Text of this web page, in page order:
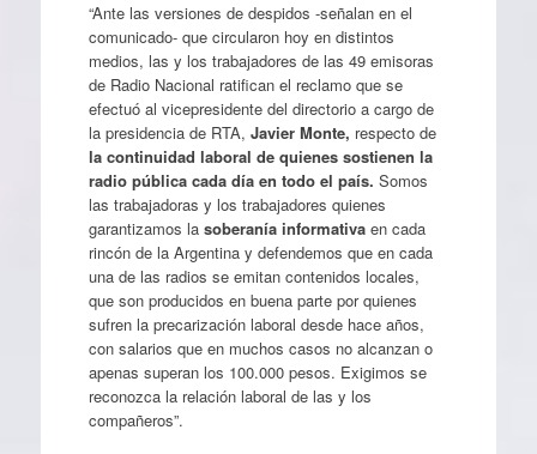
“Ante las versiones de despidos -señalan en el
comunicado- que circularon hoy en distintos
medios, las y los trabajadores de las 49 emisoras
de Radio Nacional ratifican el reclamo que se
efectuó al vicepresidente del directorio a cargo de
la presidencia de RTA, Javier Monte, respecto de
la continuidad laboral de quienes sostienen la
radio pública cada día en todo el país. Somos
las trabajadoras y los trabajadores quienes
garantizamos la soberanía informativaen cada
rincón de la Argentina y defendemos que en cada
una de las radios se emitan contenidos locales,
que son producidos en buena parte por quienes
sufren la precarización laboral desde hace años,
con salarios que en muchos casos no alcanzan o
apenas superan los 100.000 pesos. Exigimos se
reconozca la relación laboral de las y los
compañeros”.